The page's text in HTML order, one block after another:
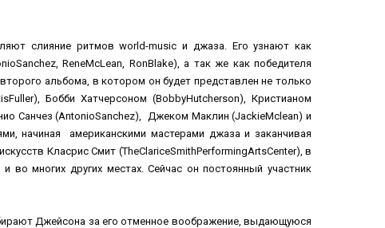
слияние ритмов world-music и джаза. Его узнают как
ReneMcLean, RonBlake), а так же как победителя
альбома, в котором он будет представлен не только
Бобби Хатчерсоном (BobbyHutcherson), Кристианом
Санчез (AntonioSanchez), Джеком Маклин (JackieMclean) и
начиная американскими мастерами джаза и заканчивая
Класрис Смит (TheClariceSmithPerformingArtsCenter), в
во многих других местах. Сейчас он постоянный участник
Джейсона за его отменное воображение, выдающуюся